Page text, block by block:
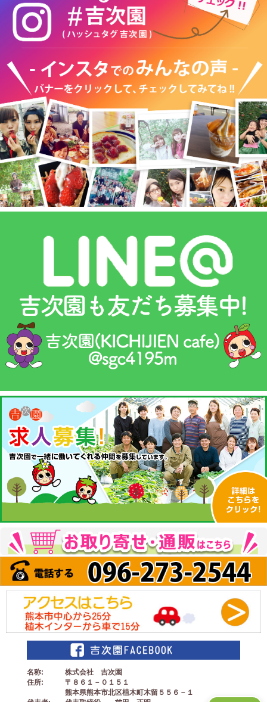
名称
株式会社 吉次園
住所
〒８６１－０１５１
熊本県熊本市北区植木町木留５５６－１